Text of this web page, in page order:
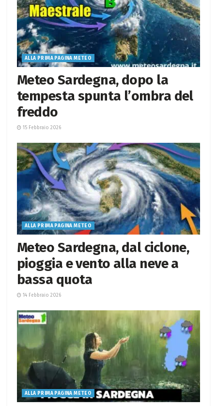
ALLA PRIMA PAGINA METEO
Meteo Sardegna, dopo la
tempesta spunta l’ombra del
freddo
15 Febbraio 2026
ALLA PRIMA PAGINA METEO
Meteo Sardegna, dal ciclone,
pioggia e vento alla neve a
bassa quota
14 Febbraio 2026
ALLA PRIMA PAGINA METEO